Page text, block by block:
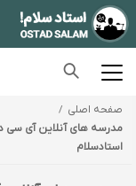
صفحه اصلی
استادسلام